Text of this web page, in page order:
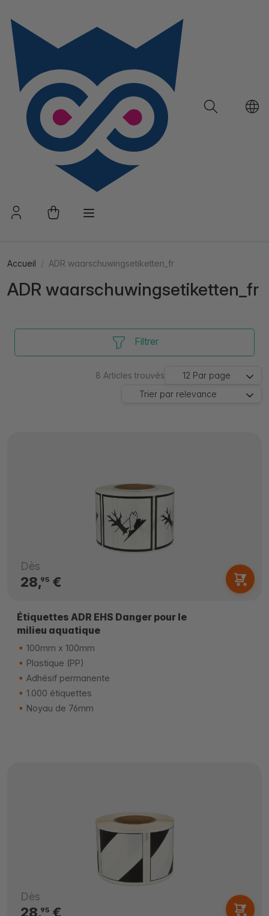
Accueil ADR waarschuwingsetiketten_fr
ADR waarschuwingsetiketten_fr
Filtrer
8 Articles trouvés 12 Par page
Trier par relevance
Dès
28,95€
Étiquettes ADR EHS Danger pour le
milieu aquatique
100mm x 100mm
Plastique (PP)
Adhésif permanente
1.000 étiquettes
Noyau de 76mm
Dès
28,95€